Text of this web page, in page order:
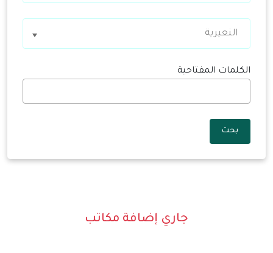
النعيرية
الكلمات المفتاحية
بحث
جاري إضافة مكاتب